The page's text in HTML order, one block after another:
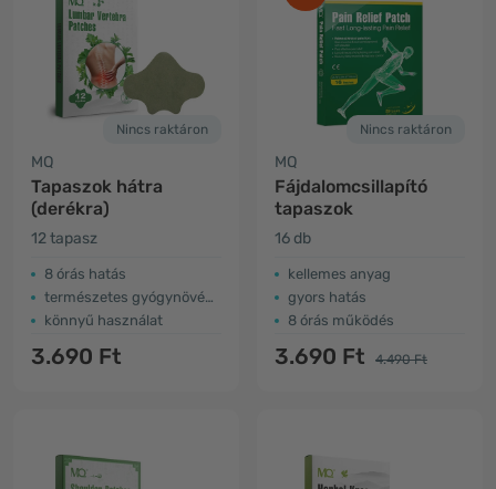
Nincs raktáron
MQ
Tapaszok hátra
(derékra)
12 tapasz
8 órás hatás
természetes gyógynövényekből
könnyű használat
3.690 Ft
Nincs raktáron
MQ
Fájdalomcsillapító
tapaszok
16 db
kellemes anyag
gyors hatás
8 órás működés
3.690 Ft 4.490 Ft